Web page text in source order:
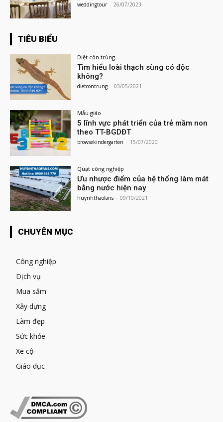
weddingtour - 26/07/2023
TIÊU BIỂU
Diệt côn trùng
Tìm hiểu loài thạch sùng có độc
không?
dietcontrung - 03/05/2021
Mẫu giáo
5 lĩnh vực phát triển của trẻ mầm non
theo TT-BGDĐT
browsekindergarten - 15/07/2020
Quạt công nghiệp
Ưu nhược điểm của hệ thống làm mát
bằng nước hiện nay
huynhthaofans - 09/10/2021
CHUYÊN MỤC
Công nghiệp
Dịch vụ
Mua sắm
Xây dựng
Làm đẹp
Sức khỏe
Xe cộ
Giáo dục